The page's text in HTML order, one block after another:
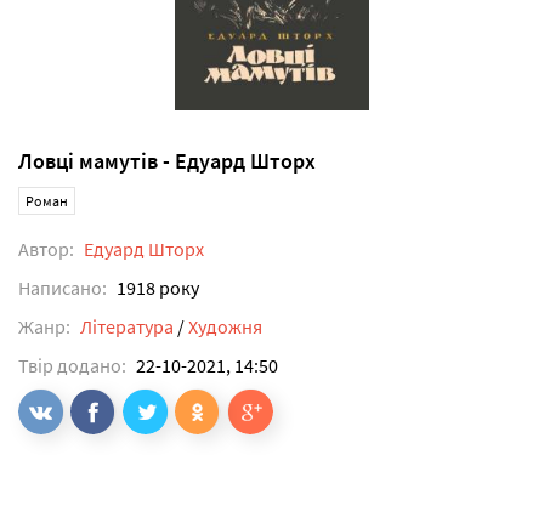
Ловці мамутів - Едуард Шторх
Роман
Автор: Едуард Шторх
Написано: 1918 року
Жанр: Література /Художня
Твір додано: 22-10-2021, 14:50